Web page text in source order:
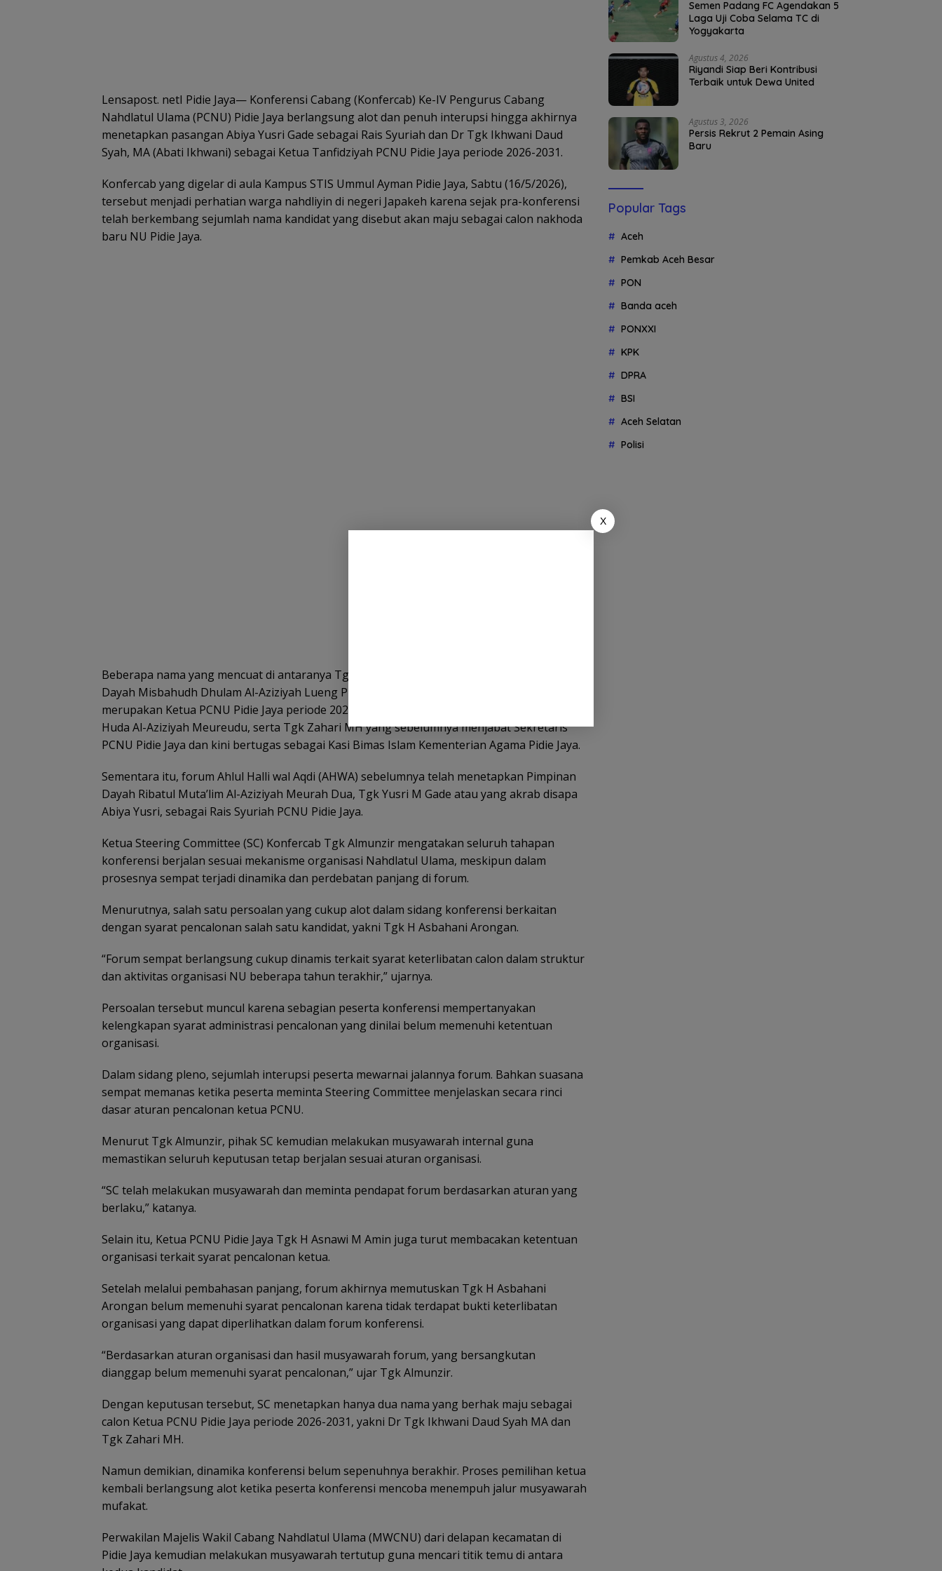
Lensapost. netI Pidie Jaya— Konferensi Cabang (Konfercab) Ke-IV Pengurus Cabang
Nahdlatul Ulama (PCNU) Pidie Jaya berlangsung alot dan penuh interupsi hingga akhirnya
menetapkan pasangan Abiya Yusri Gade sebagai Rais Syuriah dan Dr Tgk Ikhwani Daud
Syah, MA (Abati Ikhwani) sebagai Ketua Tanfidziyah PCNU Pidie Jaya periode 2026-2031.
Konfercab yang digelar di aula Kampus STIS Ummul Ayman Pidie Jaya, Sabtu (16/5/2026),
tersebut menjadi perhatian warga nahdliyin di negeri Japakeh karena sejak pra-konferensi
telah berkembang sejumlah nama kandidat yang disebut akan maju sebagai calon nakhoda
baru NU Pidie Jaya.
Beberapa nama yang mencuat di antaranya Tgk H Asbahani Arongan selaku Pimpinan
Dayah Misbahudh Dhulam Al-Aziziyah Lueng Putu, Dr Tgk Ikhwani Daud Syah MA yang
merupakan Ketua PCNU Pidie Jaya periode 2020-2025 sekaligus Pimpinan Dayah Sirajul
Huda Al-Aziziyah Meureudu, serta Tgk Zahari MH yang sebelumnya menjabat Sekretaris
PCNU Pidie Jaya dan kini bertugas sebagai Kasi Bimas Islam Kementerian Agama Pidie Jaya.
Sementara itu, forum Ahlul Halli wal Aqdi (AHWA) sebelumnya telah menetapkan Pimpinan
Dayah Ribatul Muta’lim Al-Aziziyah Meurah Dua, Tgk Yusri M Gade atau yang akrab disapa
Abiya Yusri, sebagai Rais Syuriah PCNU Pidie Jaya.
Ketua Steering Committee (SC) Konfercab Tgk Almunzir mengatakan seluruh tahapan
konferensi berjalan sesuai mekanisme organisasi Nahdlatul Ulama, meskipun dalam
prosesnya sempat terjadi dinamika dan perdebatan panjang di forum.
Menurutnya, salah satu persoalan yang cukup alot dalam sidang konferensi berkaitan
dengan syarat pencalonan salah satu kandidat, yakni Tgk H Asbahani Arongan.
“Forum sempat berlangsung cukup dinamis terkait syarat keterlibatan calon dalam struktur
dan aktivitas organisasi NU beberapa tahun terakhir,” ujarnya.
Persoalan tersebut muncul karena sebagian peserta konferensi mempertanyakan
kelengkapan syarat administrasi pencalonan yang dinilai belum memenuhi ketentuan
organisasi.
Dalam sidang pleno, sejumlah interupsi peserta mewarnai jalannya forum. Bahkan suasana
sempat memanas ketika peserta meminta Steering Committee menjelaskan secara rinci
dasar aturan pencalonan ketua PCNU.
Menurut Tgk Almunzir, pihak SC kemudian melakukan musyawarah internal guna
memastikan seluruh keputusan tetap berjalan sesuai aturan organisasi.
“SC telah melakukan musyawarah dan meminta pendapat forum berdasarkan aturan yang
berlaku,” katanya.
Selain itu, Ketua PCNU Pidie Jaya Tgk H Asnawi M Amin juga turut membacakan ketentuan
organisasi terkait syarat pencalonan ketua.
Setelah melalui pembahasan panjang, forum akhirnya memutuskan Tgk H Asbahani
Arongan belum memenuhi syarat pencalonan karena tidak terdapat bukti keterlibatan
organisasi yang dapat diperlihatkan dalam forum konferensi.
“Berdasarkan aturan organisasi dan hasil musyawarah forum, yang bersangkutan
dianggap belum memenuhi syarat pencalonan,” ujar Tgk Almunzir.
Dengan keputusan tersebut, SC menetapkan hanya dua nama yang berhak maju sebagai
calon Ketua PCNU Pidie Jaya periode 2026-2031, yakni Dr Tgk Ikhwani Daud Syah MA dan
Tgk Zahari MH.
Namun demikian, dinamika konferensi belum sepenuhnya berakhir. Proses pemilihan ketua
kembali berlangsung alot ketika peserta konferensi mencoba menempuh jalur musyawarah
mufakat.
Perwakilan Majelis Wakil Cabang Nahdlatul Ulama (MWCNU) dari delapan kecamatan di
Pidie Jaya kemudian melakukan musyawarah tertutup guna mencari titik temu di antara
Semen Padang FC Agendakan 5
Laga Uji Coba Selama TC di
Yogyakarta
Agustus 4, 2026
Riyandi Siap Beri Kontribusi
Terbaik untuk Dewa United
Agustus 3, 2026
Persis Rekrut 2 Pemain Asing
Baru
Popular Tags
Aceh
Pemkab Aceh Besar
PON
Banda aceh
PONXXI
KPK
DPRA
BSI
Aceh Selatan
Polisi
X